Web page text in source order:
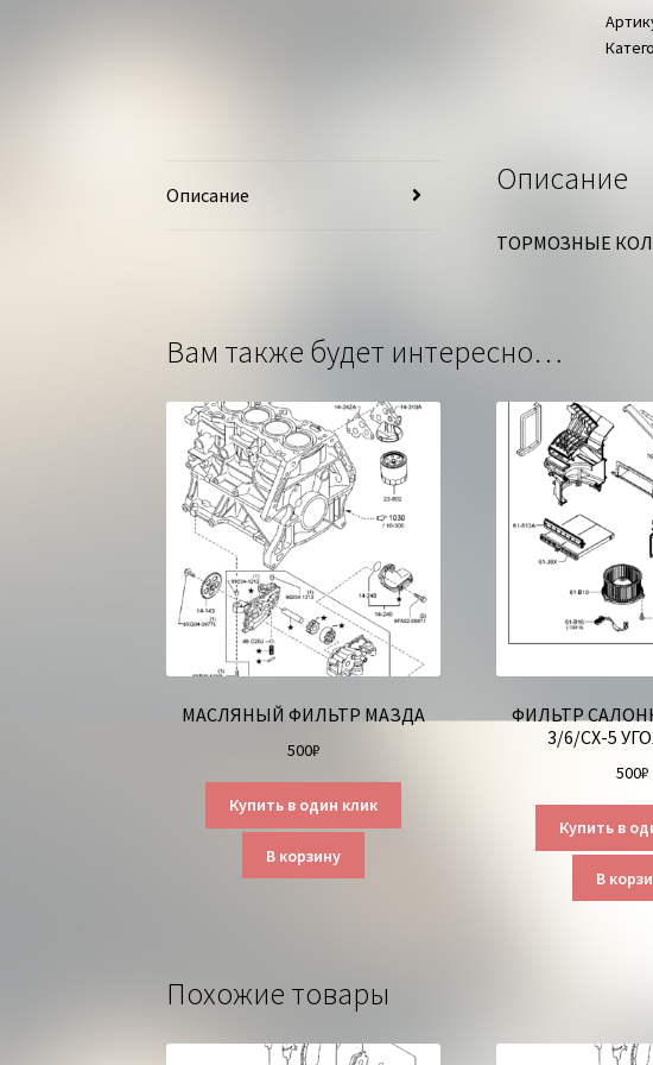
Описание Описание
ТОРМОЗНЫЕ
Вам также будет интересно…
МАСЛЯНЫЙ ФИЛЬТР МАЗДА
500₽
Купить в один клик
В корзину
ФИЛЬТР
3/6/СХ-5
500₽
Купить в
В
Похожие товары